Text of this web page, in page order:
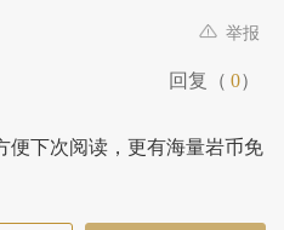
举报
回复（ 0）
便下次阅读，更有海量岩币免